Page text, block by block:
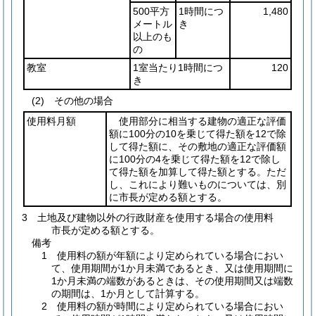
500平方
メートル
以上のも
の
1時間につ
き
1,480
教室
1室当たり1時間につ
き
120
(2) その他の場合
使用料月額
使用部分に相当する建物の適正な評価
額に100分の10を乗じて得た額を12で除
して得た額に、その敷地の適正な評価額
に100分の4を乗じて得た額を12で除し
て得た額を加算して得た額とする。ただ
し、これにより難いものについては、別
に市長が定める額とする。
3 土地及び建物以外の行政財産を使用する場合の使用料
市長が定める額とする。
備考
1 使用料の額が年額により定められている場合におい
て、使用期間が1か月未満であるとき、又は使用期間に
1か月未満の端数があるときは、その使用期間又は端数
の期間は、1か月として計算する。
2 使用料の額が時間により定められている場合におい